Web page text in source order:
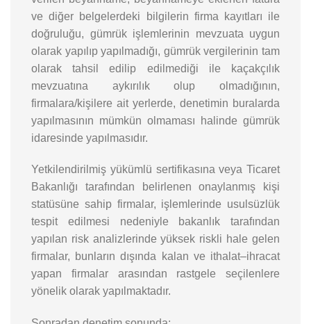
ve diğer belgelerdeki bilgilerin firma kayıtları ile
doğruluğu, gümrük işlemlerinin mevzuata uygun
olarak yapılıp yapılmadığı, gümrük vergilerinin tam
olarak tahsil edilip edilmediği ile kaçakçılık
mevzuatına aykırılık olup olmadığının,
firmalara/kişilere ait yerlerde, denetimin buralarda
yapılmasının mümkün olmaması halinde gümrük
idaresinde yapılmasıdır.
Yetkilendirilmiş yükümlü sertifikasına veya Ticaret
Bakanlığı tarafından belirlenen onaylanmış kişi
statüsüne sahip firmalar, işlemlerinde usulsüzlük
tespit edilmesi nedeniyle bakanlık tarafından
yapılan risk analizlerinde yüksek riskli hale gelen
firmalar, bunların dışında kalan ve ithalat–ihracat
yapan firmalar arasından rastgele seçilenlere
yönelik olarak yapılmaktadır.